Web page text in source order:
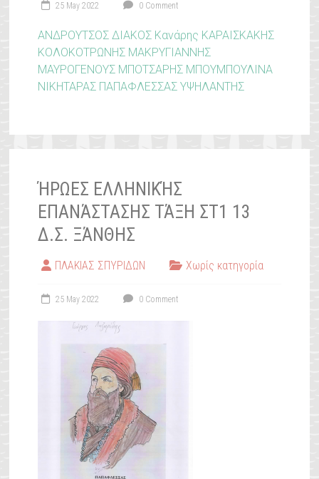
25 May 2022 0 Comment
ΑΝΔΡΟΥΤΣΟΣ ΔΙΑΚΟΣ Κανάρης ΚΑΡΑΙΣΚΑΚΗΣ
ΚΟΛΟΚΟΤΡΩΝΗΣ ΜΑΚΡΥΓΙΑΝΝΗΣ
ΜΑΥΡΟΓΕΝΟΥΣ ΜΠΟΤΣΑΡΗΣ ΜΠΟΥΜΠΟΥΛΙΝΑ
ΝΙΚΗΤΑΡΑΣ ΠΑΠΑΦΛΕΣΣΑΣ ΥΨΗΛΑΝΤΗΣ
ΉΡΩΕΣ ΕΛΛΗΝΙΚΉΣ
ΕΠΑΝΆΣΤΑΣΗΣ ΤΆΞΗ ΣΤ1 13
Δ.Σ. ΞΆΝΘΗΣ
ΠΛΑΚΙΑΣ ΣΠΥΡΙΔΩΝ Χωρίς κατηγορία
25 May 2022 0 Comment